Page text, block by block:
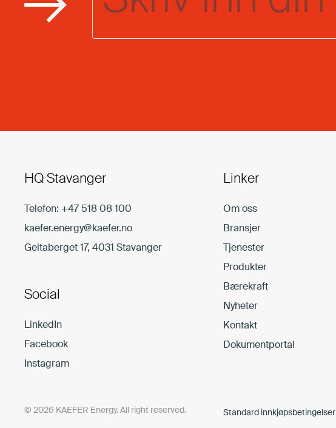
HQ Stavanger
Telefon: +47 518 08 100
kaefer.energy@kaefer.no
Geitaberget 17, 4031 Stavanger
Social
LinkedIn
Facebook
Instagram
Linker
Om oss
Bransjer
Tjenester
Produkter
Bærekraft
Nyheter
Kontakt
Dokumentportal
© 2026 KAEFER Energy. All right reserved. Standard innkjøpsbetingelser